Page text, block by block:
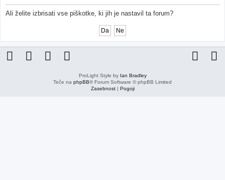
j
Ali želite izbrisati vse piškotke, ki jih je nastavil ta forum?
ProLight Style by Ian Bradley
Teče na phpBB® Forum Software © phpBB Limited
Zasebnost| Pogoji